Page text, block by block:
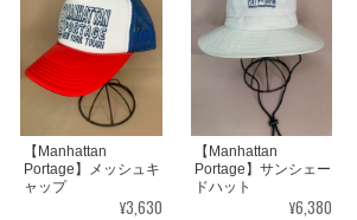
【Manhattan
Portage】メッシュキ
ャップ
¥3,630
【Manhattan
Portage】サンシェー
ドハット
¥6,380